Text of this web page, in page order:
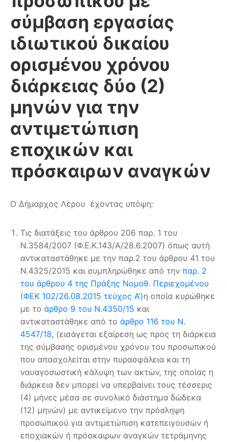
σύμβαση εργασίας
ιδιωτικού δικαίου
ορισμένου χρόνου
διάρκειας δύο (2)
μηνών για την
αντιμετώπιση
εποχικών και
πρόσκαιρων αναγκών
Ο Δήμαρχος Λέρου έχοντας υπόψη:
Tις διατάξεις του άρθρου 206 παρ. 1 του
Ν.3584/2007 (Φ.Ε.Κ.143/Α/28.6.2007) όπως αυτή
αντικαταστάθηκε με την παρ.2 του άρθρου 41 του
Ν.4325/2015 και συμπληρώθηκε από την παρ. 2
του άρθρου 4 της Πράξης Νομοθ. Περιεχομένου
(ΦΕΚ 102/26.08.2015 τεύχος Α’)η οποία κυρώθηκε
με το άρθρο 9 του Ν.4350/15 και
αντικαταστάθηκε από το άρθρο 116 του Ν.
4547/18, (εισάγεται εξαίρεση ως προς τη διάρκεια
της σύμβασης ορισμένου χρόνου του προσωπικού
που απασχολείται στην πυρασφάλεια και τη
ναυαγοσωστική κάλυψη των ακτών, της οποίας η
διάρκεια δεν μπορεί να υπερβαίνει τους τέσσερις
(4) μήνες μέσα σε συνολικό διάστημα δώδεκα
(12) μηνών) με αντικείμενο την πρόσληψη
προσωπικού για αντιμετώπιση κατεπειγουσών ή
εποχιακών ή πρόσκαιρων αναγκών τετράμηνης